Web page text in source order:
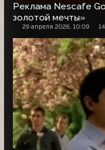
Реклама Nescafe
золотой мечты»
29 апреля 2026, 10:09